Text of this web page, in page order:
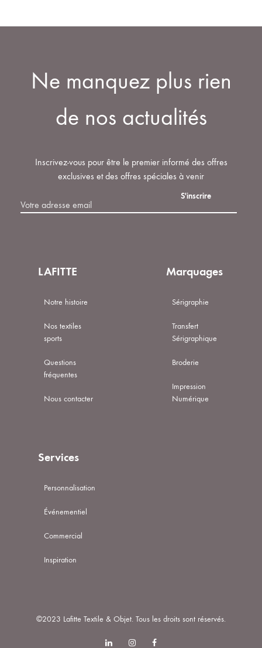
Ne manquez plus rien
de nos actualités
Inscrivez-vous pour être le premier informé des offres
exclusives et des offres spéciales à venir
LAFITTE
Notre histoire
Nos textiles
sports
Questions
fréquentes
Nous contacter
Marquages
Sérigraphie
Transfert
Sérigraphique
Broderie
Impression
Numérique
Services
Personnalisation
Événementiel
Commercial
Inspiration
LinkedinInstagramFacebook
©2023 Lafitte Textile & Objet. Tous les droits sont réservés.